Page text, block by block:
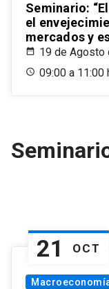
Seminario:
el
mercados y
19 de Agosto
09:00 a 11:00
21 OCT